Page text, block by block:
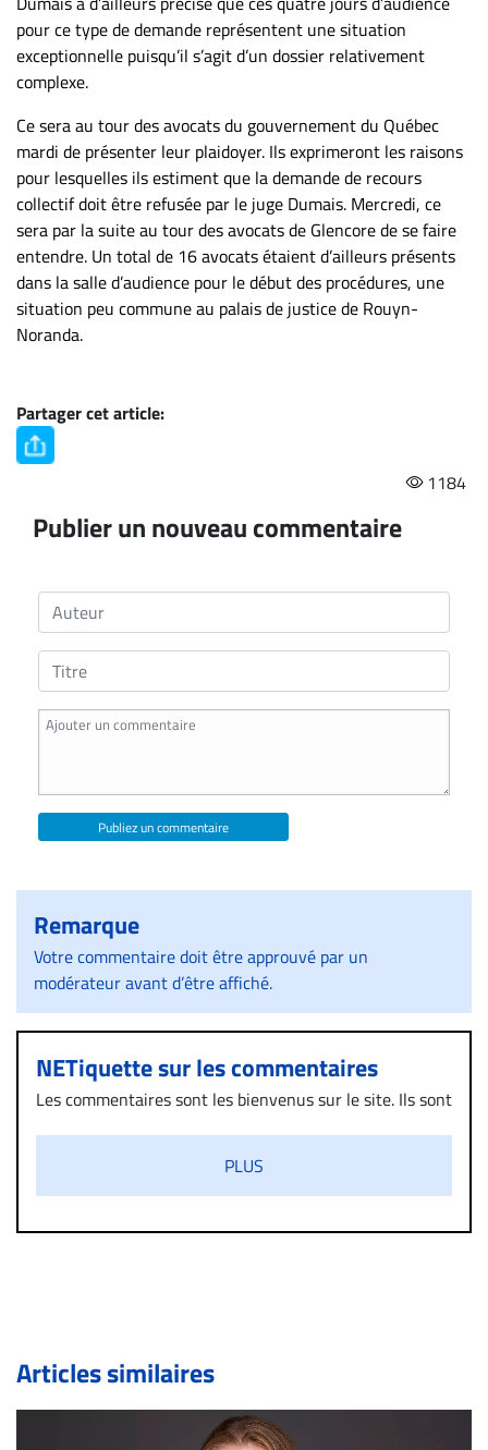
pour ce type de demande représentent une situation
exceptionnelle puisqu’il s’agit d’un dossier relativement
complexe.
Ce sera au tour des avocats du gouvernement du Québec
mardi de présenter leur plaidoyer. Ils exprimeront les raisons
pour lesquelles ils estiment que la demande de recours
collectif doit être refusée par le juge Dumais. Mercredi, ce
sera par la suite au tour des avocats de Glencore de se faire
entendre. Un total de 16 avocats étaient d’ailleurs présents
dans la salle d’audience pour le début des procédures, une
situation peu commune au palais de justice de Rouyn-
Noranda.
Partager cet article:
1184
Publier un nouveau commentaire
Publiez un commentaire
Remarque
Votre commentaire doit être approuvé par un
modérateur avant d’être affiché.
NETiquette sur les commentaires
Les commentaires sont les bienvenus sur le site. Ils sont
diffamatoire. Si malgré cette politique de modération,
un commentaire publié sur le site vous dérange, prenez
immédiatement contact par courriel (info@droit-
de validation, un droit de réponse.
Bien à vous,
PLUS
Articles similaires